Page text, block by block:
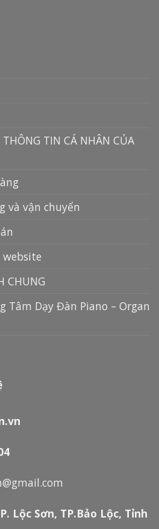
THÔNG TIN CÁ NHÂN CỦA
và vận chuyển
CHUNG
Tâm Dạy Đàn Piano – Organ
Lộc Sơn, TP.Bảo Lộc, Tỉnh